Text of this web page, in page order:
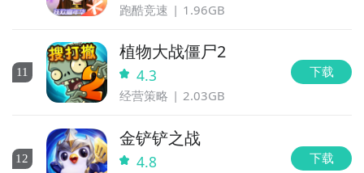
跑酷竞速 1.96GB
11
植物大战僵尸2
4.3
经营策略 2.03GB
下载
12
金铲铲之战
4.8 下载